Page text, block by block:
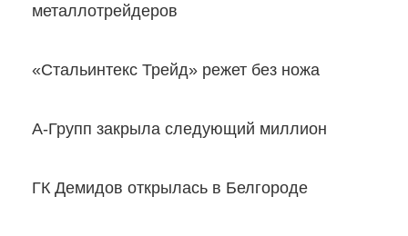
металлотрейдеров
«Стальинтекс Трейд» режет без ножа
А-Групп закрыла следующий миллион
ГК Демидов открылась в Белгороде